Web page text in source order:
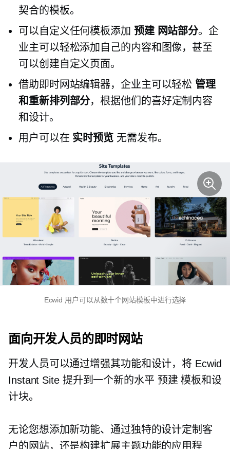
契合的模板。
可以自定义任何模板添加 预建网站部分。企
业主可以轻松添加自己的内容和图像，甚至
可以创建自定义页面。
借助即时网站编辑器，企业主可以轻松管理
和重新排列部分，根据他们的喜好定制内容
和设计。
用户可以在 实时预览 无需发布。
Ecwid 用户可以从数十个网站模板中进行选择
面向开发人员的即时网站
开发人员可以通过增强其功能和设计，将 Ecwid
Instant Site 提升到一个新的水平 预建 模板和设
计块。
无论您想添加新功能、通过独特的设计定制客
户的网站，还是构建扩展主题功能的应用程